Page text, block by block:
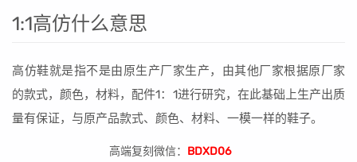
1:1高仿什么意思
高仿鞋就是指不是由原生产厂家生产，由其他厂家根据原厂家
的款式，颜色，材料，配件1：1进行研究，在此基础上生产出质
量有保证，与原产品款式、颜色、材料、一模一样的鞋子。
高端复刻微信： BDXD06